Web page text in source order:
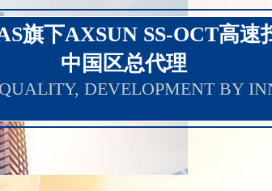
旗下AXSUN SS-OCT高速
中国区总代理
DEVELOPMENT BY